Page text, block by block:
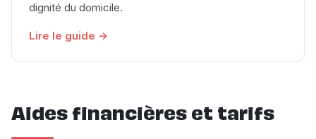
dignité du domicile.
Lire le guide →
Aides financières et tarifs